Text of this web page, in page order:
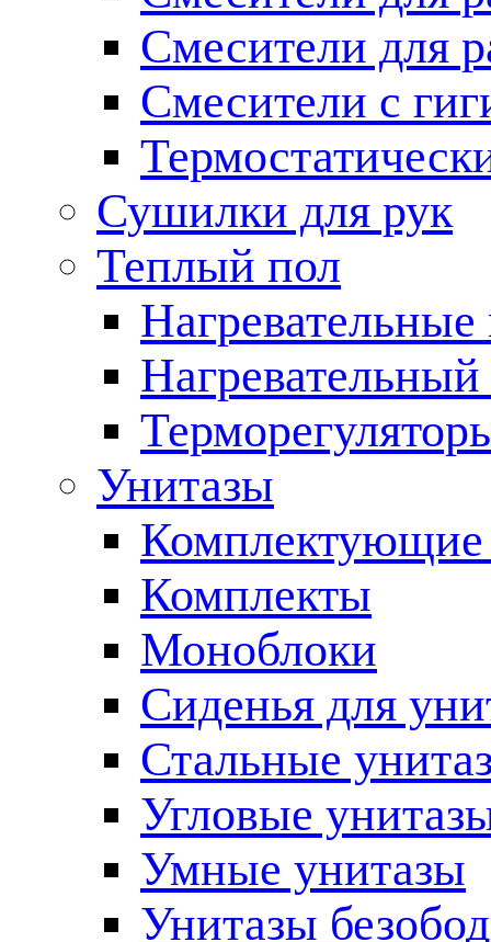
Смесители для
Смесители с
Сушилки для рук
Теплый пол
Нагревательный
Унитазы
Комплектующие
Комплекты
Моноблоки
Сиденья для
Стальные
Угловые
Умные унитазы
Унитазы